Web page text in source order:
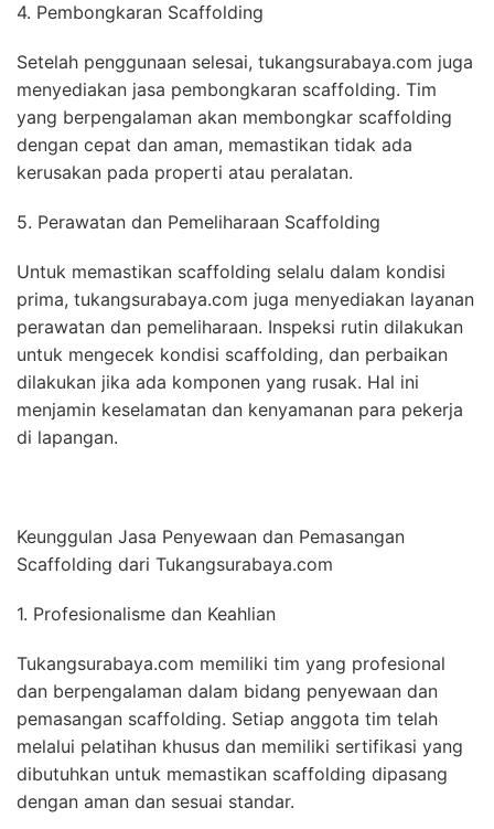
4. Pembongkaran Scaffolding
Setelah penggunaan selesai, tukangsurabaya.com juga
menyediakan jasa pembongkaran scaffolding. Tim
yang berpengalaman akan membongkar scaffolding
dengan cepat dan aman, memastikan tidak ada
kerusakan pada properti atau peralatan.
5. Perawatan dan Pemeliharaan Scaffolding
Untuk memastikan scaffolding selalu dalam kondisi
prima, tukangsurabaya.com juga menyediakan layanan
perawatan dan pemeliharaan. Inspeksi rutin dilakukan
untuk mengecek kondisi scaffolding, dan perbaikan
dilakukan jika ada komponen yang rusak. Hal ini
menjamin keselamatan dan kenyamanan para pekerja
di lapangan.
Keunggulan Jasa Penyewaan dan Pemasangan
Scaffolding dari Tukangsurabaya.com
1. Profesionalisme dan Keahlian
Tukangsurabaya.com memiliki tim yang profesional
dan berpengalaman dalam bidang penyewaan dan
pemasangan scaffolding. Setiap anggota tim telah
melalui pelatihan khusus dan memiliki sertifikasi yang
dibutuhkan untuk memastikan scaffolding dipasang
dengan aman dan sesuai standar.